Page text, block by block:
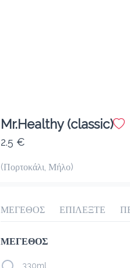
megisto
Mr.Healthy (classic)
2.5 €
(Πορτοκάλι, Μήλο)
ΜΕΓΕΘΟΣ ΕΠΙΛΕΞΤΕ
ΜΕΓΕΘΟΣ
330ml